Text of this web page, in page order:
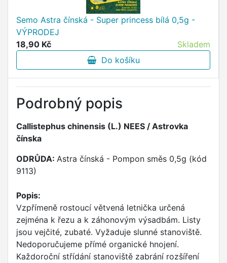
Semo Astra čínská - Super princess bílá 0,5g -
VÝPRODEJ
18,90 Kč
Skladem
Do košíku
Podrobný popis
Callistephus chinensis (L.) NEES / Astrovka
čínska
ODRŮDA: Astra čínská - Pompon směs 0,5g (kód
9113)
Popis:
Vzpřímeně rostoucí větvená letnička určená
zejména k řezu a k záhonovým výsadbám. Listy
jsou vejčité, zubaté. Vyžaduje slunné stanoviště.
Nedoporučujeme přímé organické hnojení.
Každoroční střídání stanoviště zabrání rozšíření